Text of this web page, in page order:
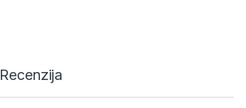
Recenzija